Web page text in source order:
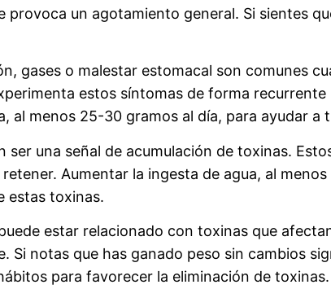
un agotamiento general. Si sientes
gases o malestar estomacal son comunes
estos síntomas de forma
al menos 25-30 gramos al día, para ayudar a
una señal de acumulación de toxinas.
Aumentar la ingesta de agua, al
estas toxinas.
estar relacionado con toxinas que
Si notas que has ganado peso sin cambios
para favorecer la eliminación de